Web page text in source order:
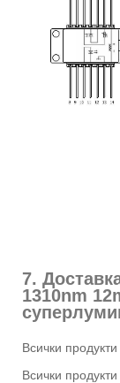
7.
1310nm
Всички
Всички